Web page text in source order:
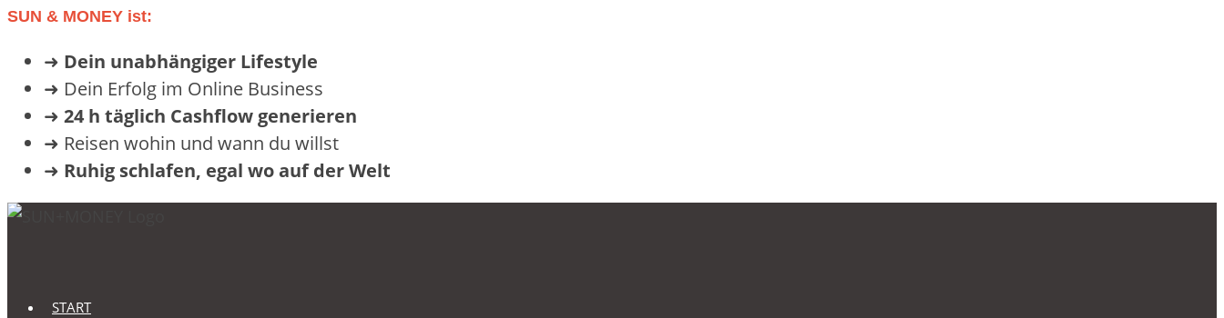
SUN & MONEY ist:
➜ Dein unabhängiger Lifestyle
➜ Dein Erfolg im Online Business
➜ 24 h täglich Cashflow generieren
➜ Reisen wohin und wann du willst
➜ Ruhig schlafen, egal wo auf der Welt
START